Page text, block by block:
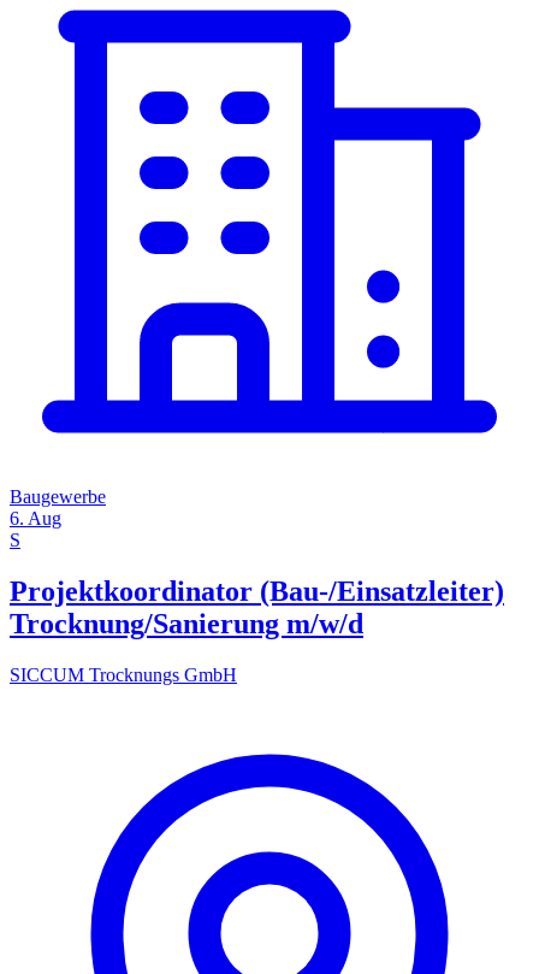
Baugewerbe
6. Aug
S
Projektkoordinator (Bau-/Einsatzleiter)
Trocknung/Sanierung m/w/d
SICCUM Trocknungs GmbH